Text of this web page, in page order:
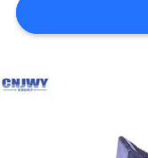
PRIVACY
POLICY